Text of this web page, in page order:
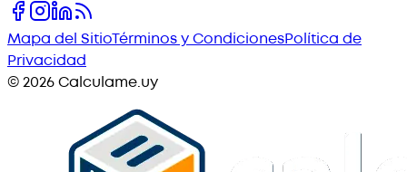
Mapa del SitioTérminos y CondicionesPolítica de
Privacidad
©2026Calculame.uy